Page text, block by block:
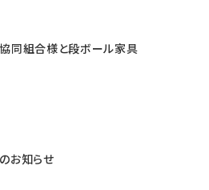
同組合様と段ボール家具
お知らせ